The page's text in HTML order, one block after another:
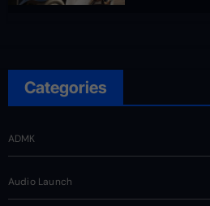
Categories
ADMK
Audio Launch